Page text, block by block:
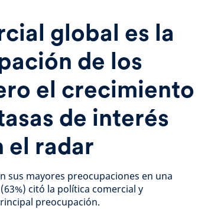
global es la
de los
el crecimiento
de interés
el radar
sus mayores preocupaciones en una
citó la política comercial y
preocupación.